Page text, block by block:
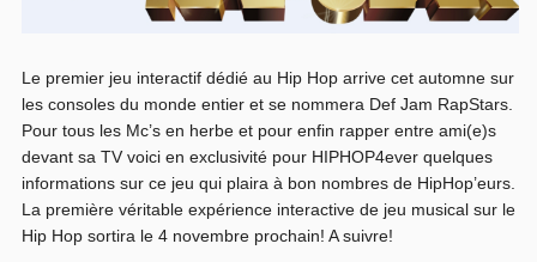
Le premier jeu interactif dédié au Hip Hop arrive cet automne sur
les consoles du monde entier et se nommera Def Jam RapStars.
Pour tous les Mc’s en herbe et pour enfin rapper entre ami(e)s
devant sa TV voici en exclusivité pour HIPHOP4ever quelques
informations sur ce jeu qui plaira à bon nombres de HipHop’eurs.
La première véritable expérience interactive de jeu musical sur le
Hip Hop sortira le 4 novembre prochain! A suivre!